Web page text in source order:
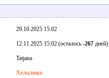
29.10.2025 15:02
12.11.2025 15:02 (осталось -267дней)
Tatjana
Хельсинки